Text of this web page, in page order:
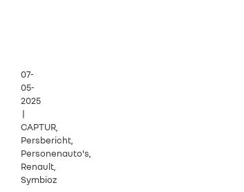
07-
05-
2025
|
CAPTUR,
Persbericht,
Personenauto's,
Renault,
Symbioz